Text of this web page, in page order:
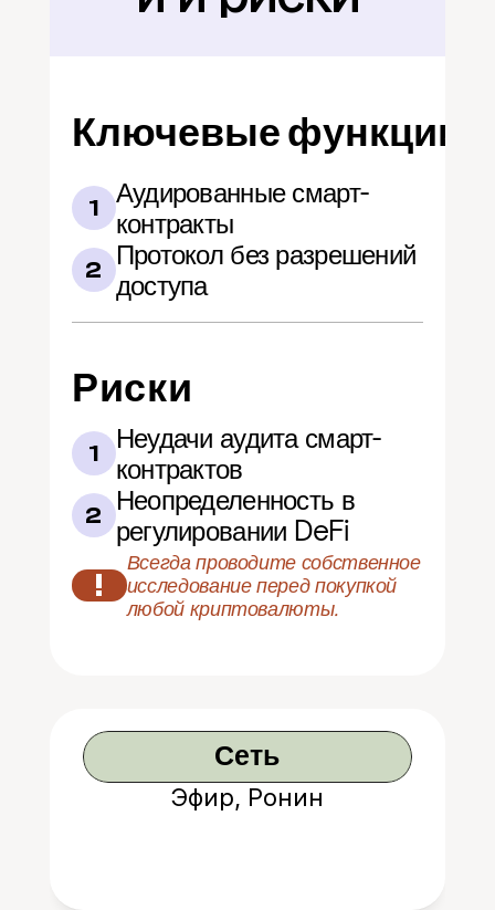
Ключевые функции
1
Аудированные смарт-
контракты
2
Протокол без разрешений
доступа
Риски
1
Неудачи аудита смарт-
контрактов
2
Неопределенность в
регулировании DeFi
!
Всегда проводите собственное
исследование перед покупкой
любой криптовалюты.
Сеть
Эфир, Ронин